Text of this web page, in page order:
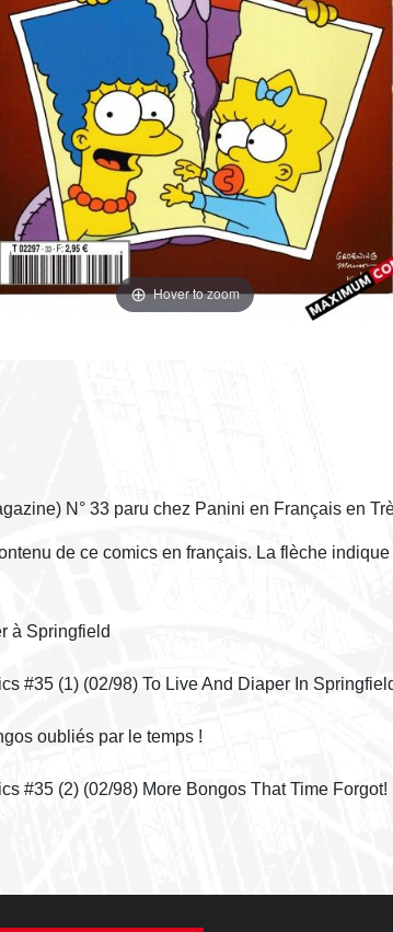
Hover to zoom
N° 33 paru chez Panini en Français en
de ce comics en français. La flèche
à Springfield
#35 (1) (02/98) To Live And Diaper In
oubliés par le temps !
#35 (2) (02/98) More Bongos That Time Forgot!